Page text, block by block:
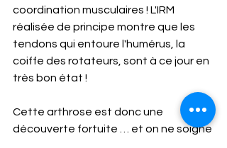
coordination musculaires ! L'IRM
réalisée de principe montre que les
tendons qui entoure l'humérus, la
coiffe des rotateurs, sont à ce jour en
très bon état !
Cette arthrose est donc une
découverte fortuite … et on ne soigne